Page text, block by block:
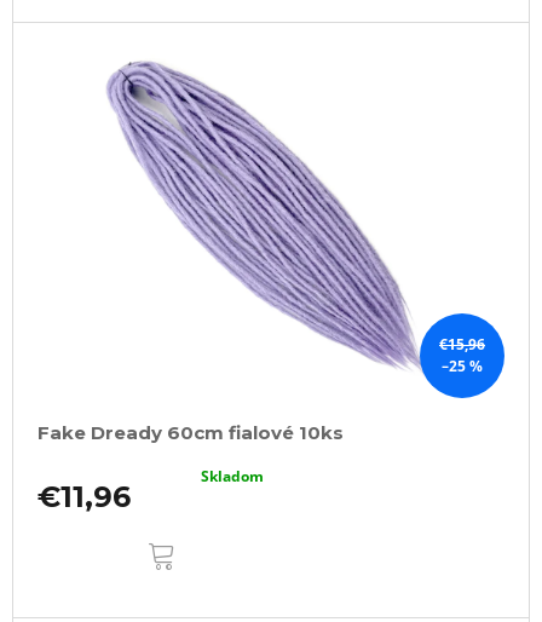
€15,96
–25 %
Fake Dready 60cm fialové 10ks
€11,96
Skladom